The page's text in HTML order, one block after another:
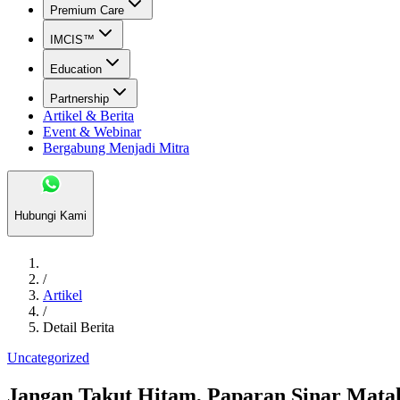
Premium Care
IMCIS™
Education
Partnership
Artikel & Berita
Event & Webinar
Bergabung Menjadi Mitra
Hubungi Kami
/
Artikel
/
Detail Berita
Uncategorized